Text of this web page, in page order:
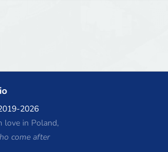
2026
love in Poland,
come after